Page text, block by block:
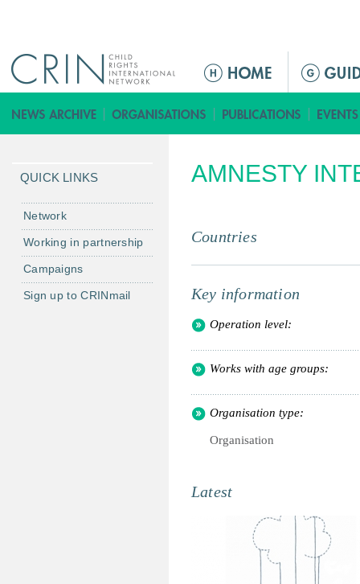
M
i
n
e
AMNESTY
Countries
Key information
Operation level:
Works with age groups:
Organisation type:
Organisation
Latest
QUICK LINKS
Network
Working in partnership
Campaigns
Sign up to CRINmail